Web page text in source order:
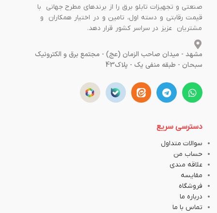
صنعتی و تجهیزات تابلو برق را از برندهای مطرح جهانی با
قیمت رقابتی و دسته اول، تامین و در اختیار همکاران و
مشتریان عزیز در سراسر کشور قرار دهد.
مشهد - میدان صاحب الزمان (عج) - مجتمع برق و الکترونیک
سبحان - طبقه منفی یک - پلاک43
دسترسی سریع
سوالات متداول
حساب من
علاقه مندی
مقایسه
فروشگاه
درباره ما
تماس با ما